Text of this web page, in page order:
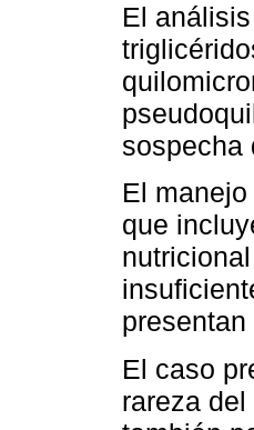
El
sospecha
El
que
El caso
rareza